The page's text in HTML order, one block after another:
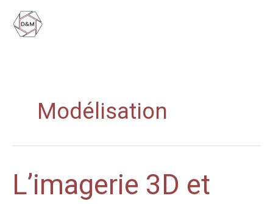
contenu
Modélisation
L’imagerie 3D et
L’imagerie